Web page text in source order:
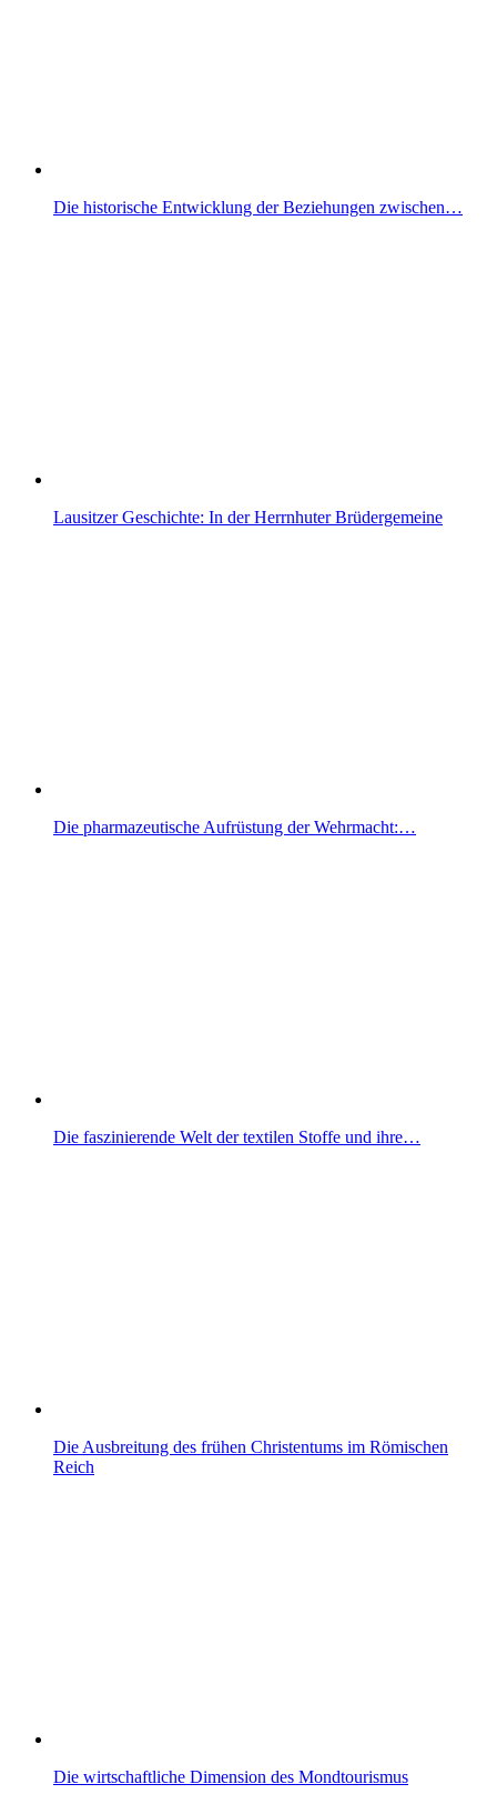
Die historische Entwicklung der Beziehungen zwischen…
Lausitzer Geschichte: In der Herrnhuter Brüdergemeine
Die pharmazeutische Aufrüstung der Wehrmacht:…
Die faszinierende Welt der textilen Stoffe und ihre…
Die Ausbreitung des frühen Christentums im Römischen
Reich
Die wirtschaftliche Dimension des Mondtourismus